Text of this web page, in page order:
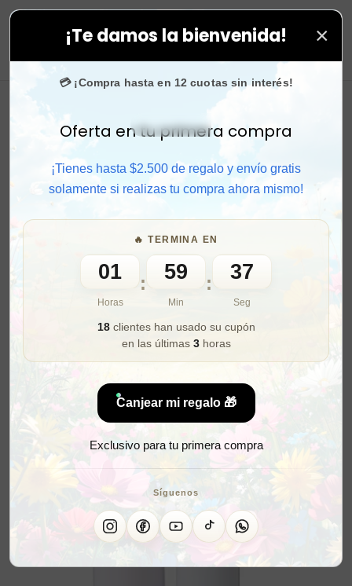
¡Te damos la bienvenida! ×
💳 ¡Compra hasta en 12 cuotas sin interés!
Activar sonido
Oferta en tu primera compra
¡Tienes hasta $2.500 de regalo y envío gratis
solamente si realizas tu compra ahora mismo!
🔥 TERMINA EN
01
Horas
: 59
Min
: 35
Seg
18clientes han usado su cupón
en las últimas 3horas
Canjear mi regalo 🎁
Exclusivo para tu primera compra
Síguenos
⚡ Compra rápido y aprovecha. 💙 +50.000